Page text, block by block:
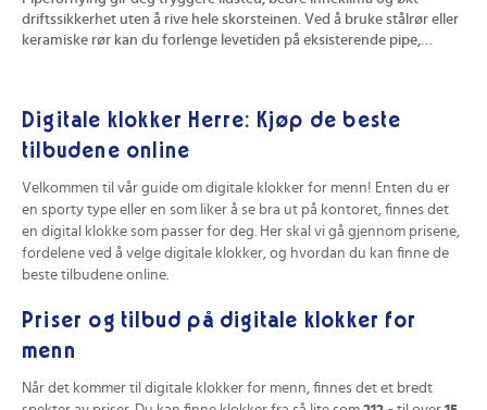
driftssikkerhet uten å rive hele skorsteinen. Ved å bruke stålrør eller
keramiske rør kan du forlenge levetiden på eksisterende pipe,
Digitale klokker Herre: Kjøp de beste
tilbudene online
Velkommen til vår guide om digitale klokker for menn! Enten du er
en sporty type eller en som liker å se bra ut på kontoret, finnes det
en digital klokke som passer for deg. Her skal vi gå gjennom prisene,
fordelene ved å velge digitale klokker, og hvordan du kan finne de
beste tilbudene online.
Priser og tilbud på digitale klokker for
menn
Når det kommer til digitale klokker for menn, finnes det et bredt